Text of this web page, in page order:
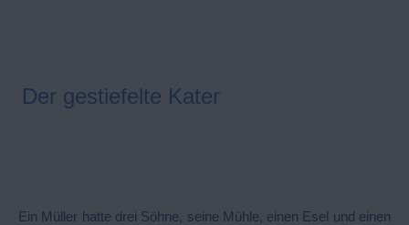
Der gestiefelte Kater
Ein Müller hatte drei Söhne, seine Mühle, einen Esel und einen